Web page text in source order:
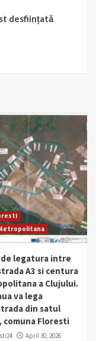
desființată
de legatura intre
A3 si centura
a Clujului.
va lega
din satul
comuna Floresti
April 30, 2026